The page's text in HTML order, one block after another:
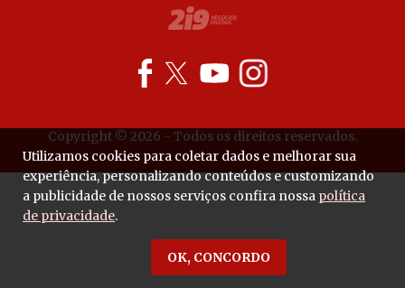
Copyright © 2026 - Todos os direitos reservados.
Utilizamos cookies para coletar dados e melhorar sua
experiência, personalizando conteúdos e customizando
a publicidade de nossos serviços confira nossa política
de privacidade.
OK, CONCORDO